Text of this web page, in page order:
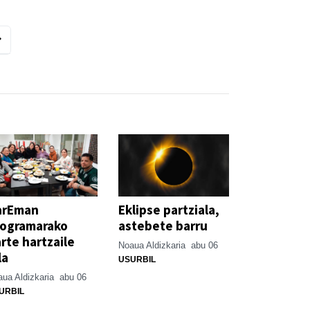
hartzaile
Aldizkaria abu 06
Eklipse partziala,
astebete barru
Noaua Aldizkaria abu 06
USURBIL